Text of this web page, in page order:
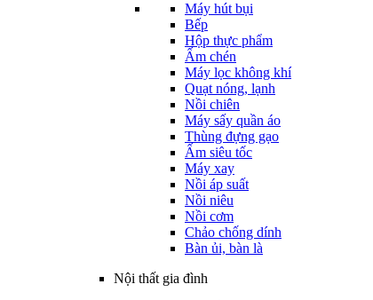
Máy hút bụi
Bếp
Hộp thực phẩm
Ấm chén
Máy lọc không khí
Quạt nóng, lạnh
Nồi chiên
Máy sấy quần áo
Thùng đựng gạo
Ấm siêu tốc
Máy xay
Nồi áp suất
Nồi niêu
Nồi cơm
Chảo chống dính
Bàn ủi, bàn là
Nội thất gia đình